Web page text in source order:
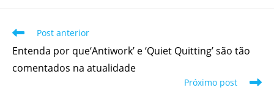
Post anterior
Entenda por que‘Antiwork’ e ‘Quiet Quitting’ são tão
comentados na atualidade
Próximo post